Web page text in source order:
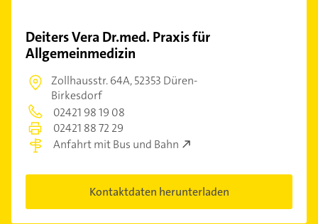
Deiters Vera Dr.med. Praxis für
Allgemeinmedizin
Zollhausstr. 64A,52353 Düren-
Birkesdorf
02421 98 19 08
02421 88 72 29
Anfahrt mit Bus und Bahn
Kontaktdaten herunterladen